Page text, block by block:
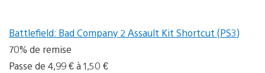
Battlefield: Bad Company 2 Assault Kit Shortcut (PS3)
70% de remise
Passe de 4,99 € à 1,50 €